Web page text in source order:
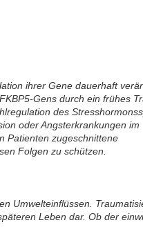
ihrer Gene dauerhaft
Gens durch ein frühes
des
oder Angsterkrankungen im
Patienten zugeschnittene
Folgen zu schützen.
Umwelteinflüssen.
Leben dar. Ob der